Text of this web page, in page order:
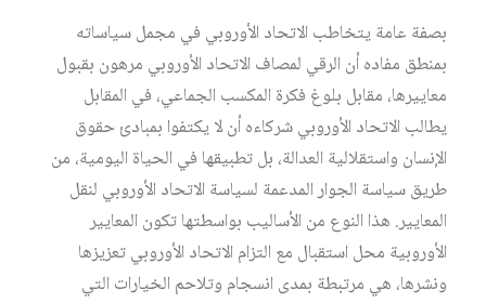
بصفة عامة يتخاطب الاتحاد الأوروبي في مجمل سياساته
بمنطق مفاده أن الرقي لمصاف الاتحاد الأوروبي مرهون بقبول
معاييرها، مقابل بلوغ فكرة المكسب الجماعي، في المقابل
يطالب الاتحاد الأوروبي شركاءه أن لا يكتفوا بمبادئ حقوق
الإنسان واستقلالية العدالة، بل تطبيقها في الحياة اليومية، من
طريق سياسة الجوار المدعمة لسياسة الاتحاد الأوروبي لنقل
المعايير. هذا النوع من الأساليب بواسطتها تكون المعايير
الأوروبية محل استقبال مع التزام الاتحاد الأوروبي تعزيزها
ونشرها، هي مرتبطة بمدى انسجام وتلاحم الخيارات التي